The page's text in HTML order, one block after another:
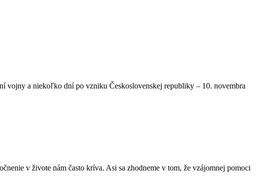
vojny a niekoľko dní po vzniku Československej republiky – 10. novembra
v živote nám často kríva. Asi sa zhodneme v tom, že vzájomnej pomoci